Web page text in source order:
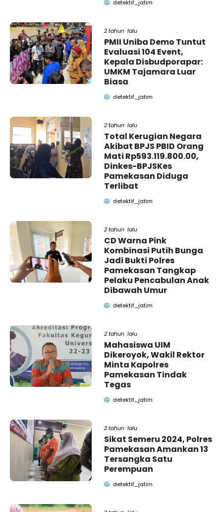
detektif_jatim
2 tahun lalu
PMII Uniba Demo Tuntut
Evaluasi 104 Event,
Kepala Disbudporapar:
UMKM Tajamara Luar
Biasa
detektif_jatim
2 tahun lalu
Total Kerugian Negara
Akibat BPJS PBID Orang
Mati Rp593.119.800.00,
Dinkes-BPJSKes
Pamekasan Diduga
Terlibat
detektif_jatim
2 tahun lalu
CD Warna Pink
Kombinasi Putih Bunga
Jadi Bukti Polres
Pamekasan Tangkap
Pelaku Pencabulan Anak
Dibawah Umur
detektif_jatim
2 tahun lalu
Mahasiswa UIM
Dikeroyok, Wakil Rektor
Minta Kapolres
Pamekasan Tindak
Tegas
detektif_jatim
2 tahun lalu
Sikat Semeru 2024, Polres
Pamekasan Amankan 13
Tersangka Satu
Perempuan
detektif_jatim